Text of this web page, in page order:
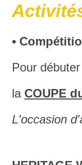
•
Pour
la COUPE
L'occasion